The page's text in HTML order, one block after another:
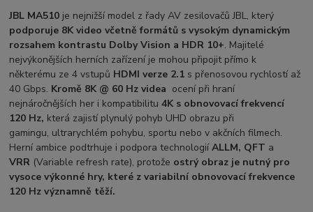
JBL MA510 je nejnižší model z řady AV zesilovačů JBL, který
podporuje 8K video včetně formátů s vysokým dynamickým
rozsahem kontrastu Dolby Vision a HDR 10+. Majitelé
nejvýkonějších herních zařízení je mohou připojit přímo k
některému ze 4 vstupů HDMI verze 2.1 s přenosovou rychlostí až
40 Gbps. Kromě 8K @ 60 Hz videa ocení při hraní
nejnáročnějších her i kompatibilitu4K s obnovovací frekvencí
120 Hz, která zajistí plynulý pohyb UHD obrazu při
gamingu, ultrarychlém pohybu, sportu nebo v akčních filmech.
Herní ambice podtrhuje i podpora technologiíALLM, QFT a
VRR (Variable refresh rate), protože ostrý obraz je nutný pro
vysoce výkonné hry, které z variabilní obnovovací frekvence
120 Hz významně těží.